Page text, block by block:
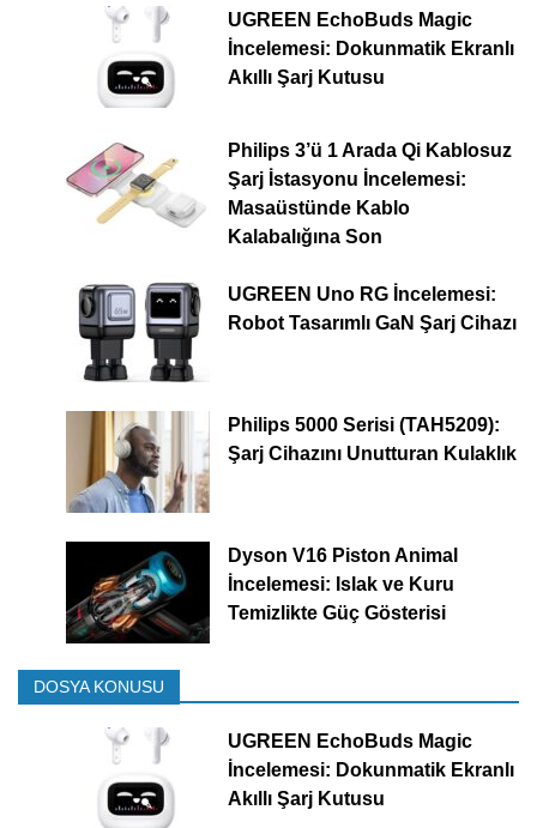
UGREEN EchoBuds Magic
İncelemesi: Dokunmatik Ekranlı
Akıllı Şarj Kutusu
Philips 3’ü 1 Arada Qi Kablosuz
Şarj İstasyonu İncelemesi:
Masaüstünde Kablo
Kalabalığına Son
UGREEN Uno RG İncelemesi:
Robot Tasarımlı GaN Şarj Cihazı
Philips 5000 Serisi (TAH5209):
Şarj Cihazını Unutturan Kulaklık
Dyson V16 Piston Animal
İncelemesi: Islak ve Kuru
Temizlikte Güç Gösterisi
DOSYA KONUSU
UGREEN EchoBuds Magic
İncelemesi: Dokunmatik Ekranlı
Akıllı Şarj Kutusu